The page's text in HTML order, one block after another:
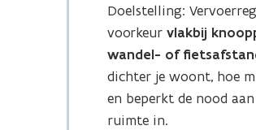
Doelstelling:
voorkeurvlakbij
wandel- of
dichter je woont, hoe
en beperkt de nood
ruimte in.